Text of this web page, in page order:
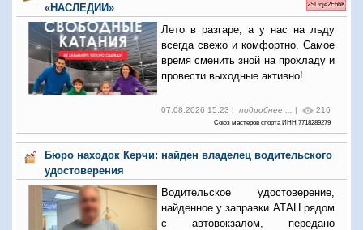
«НАСЛЕДИИ»
2SDnje2Eh6K
Лето в разгаре, а у нас на льду
всегда свежо и комфортно. Самое
время сменить зной на прохладу и
провести выходные активно!
07.08.2026 15:23 | подробнее ... | 216
Союз мастеров спорта ИНН 7718289279
Бюро находок Керчи: найден владелец водительского
удостоверения
Водительское удостоверение,
найденное у заправки АТАН рядом
с автовокзалом, передано